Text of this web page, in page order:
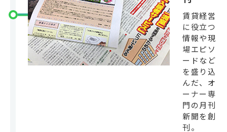
賃貸経営
に役立つ
情報や現
場エピソ
ードなど
を盛り込
んだ、オ
ーナー専
門の月刊
新聞を創
刊。